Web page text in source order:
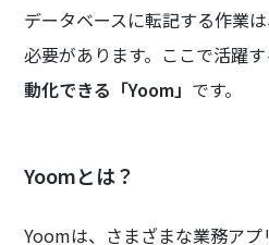
データベースに転記する作業
必要があります。ここで活躍す
動化できる「Yoom」 です。
Yoomとは？
Yoomは、さまざまな業務ア